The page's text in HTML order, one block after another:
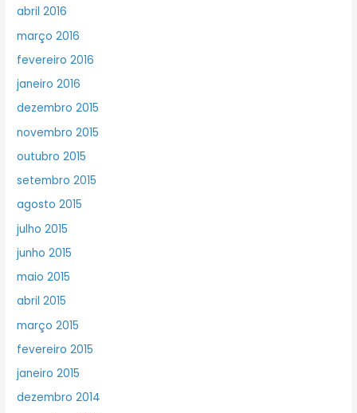
abril 2016
março 2016
fevereiro 2016
janeiro 2016
dezembro 2015
novembro 2015
outubro 2015
setembro 2015
agosto 2015
julho 2015
junho 2015
maio 2015
abril 2015
março 2015
fevereiro 2015
janeiro 2015
dezembro 2014